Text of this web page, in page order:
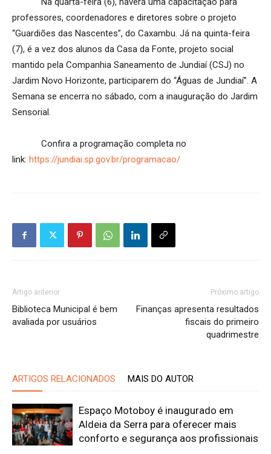
professores, coordenadores e diretores sobre o projeto
“Guardiões das Nascentes”, do Caxambu. Já na quinta-feira
(7), é a vez dos alunos da Casa da Fonte, projeto social
mantido pela Companhia Saneamento de Jundiaí (CSJ) no
Jardim Novo Horizonte, participarem do “Águas de Jundiaí”. A
Semana se encerra no sábado, com a inauguração do Jardim
Sensorial.
Confira a programação completa no
link: https://jundiai.sp.gov.br/programacao/
Artigo anterior
Biblioteca Municipal é bem
avaliada por usuários
Próximo artigo
Finanças apresenta resultados
fiscais do primeiro
quadrimestre
ARTIGOS RELACIONADOS MAIS DO AUTOR
Espaço Motoboy é inaugurado em
Aldeia da Serra para oferecer mais
conforto e segurança aos profissionais